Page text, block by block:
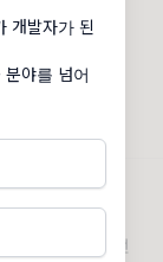
개발자가 된
야를 넘어
어?' 할 때 '그런